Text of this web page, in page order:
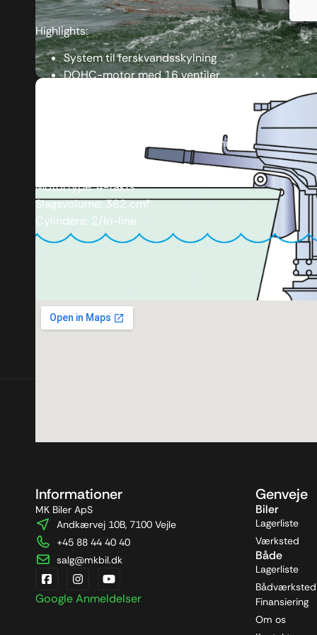
Highlights:
System til ferskvandsskylning
DOHC-motor med 16 ventiler
Manuel starter med lav belastning
Motortype: 4-takts
Slagsvolume: 362 cm³
Cylindere: 2/In-line
Informationer
MK Biler ApS
Andkærvej 10B, 7100 Vejle
+45 88 44 40 40
salg@mkbil.dk
Google Anmeldelser
Genveje
Biler
Lagerliste
Værksted
Både
Lagerliste
Bådværksted
Finansiering
Om os